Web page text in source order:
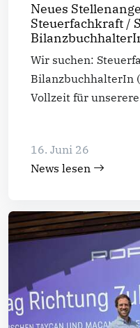
Neues
Steuerfachkraft /
Wir suchen:
BilanzbuchhalterIn
Vollzeit für
16. Juni 26
News lesen